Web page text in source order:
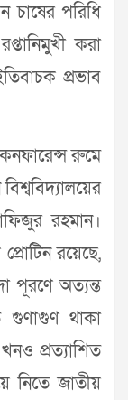
চাষের পরিধি
করা
প্রভাব
রুমে
রহমান।
রয়েছে,
পূরণে অত্যন্ত
গুণাগুণ থাকা
প্রত্যাশিত
নিতে জাতীয়